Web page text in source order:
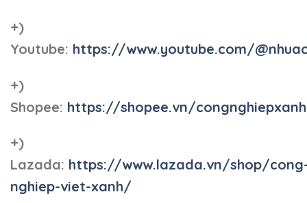
+)
Youtube: https://www.youtube.com/
+)
Shopee: https://shopee.vn/
+)
Lazada: https://www.lazada.vn/shop/
nghiep-viet-xanh/